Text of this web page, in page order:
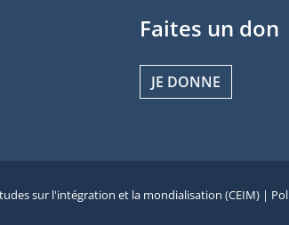
Faites un don
JE DONNE
sur l'intégration et la mondialisation (CEIM) |